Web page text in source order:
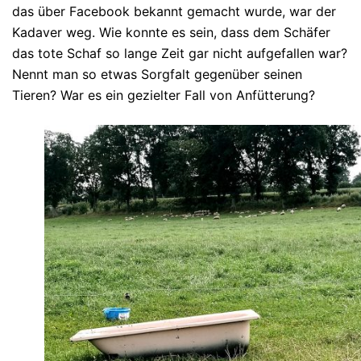
das über Facebook bekannt gemacht wurde, war der
Kadaver weg. Wie konnte es sein, dass dem Schäfer
das tote Schaf so lange Zeit gar nicht aufgefallen war?
Nennt man so etwas Sorgfalt gegenüber seinen
Tieren? War es ein gezielter Fall von Anfütterung?